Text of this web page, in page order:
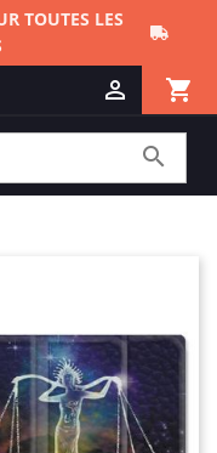
TOUTES LES
shopping_cart

